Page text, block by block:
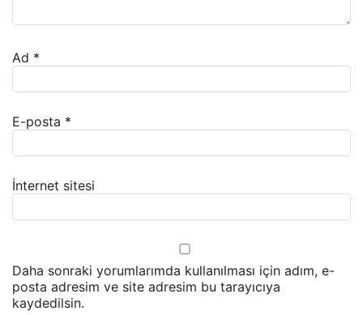
Ad *
E-posta *
İnternet sitesi
Daha sonraki yorumlarımda kullanılması için adım, e-
posta adresim ve site adresim bu tarayıcıya
kaydedilsin.